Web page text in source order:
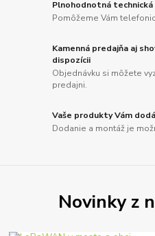
Plnohodnotná
Pomôžeme Vám
Kamenná predajňa aj
dispozícii
Objednávku si môžete
predajni.
Vaše produkty Vám
Dodanie a montáž je
Novinky z